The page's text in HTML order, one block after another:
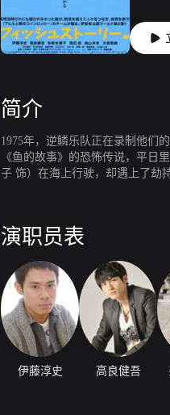
简介
1975年，逆鳞乐队正在录制他们
《鱼的故事》的恐怖传说，平日
子 饰）在海上行驶，却遇上了劫
演职员表
伊藤淳史 高良健吾